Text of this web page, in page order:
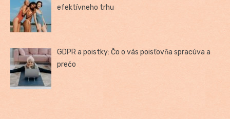
efektívneho trhu
GDPR a poistky: Čo o vás poisťovňa spracúva a
prečo